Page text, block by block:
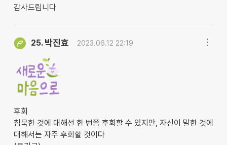
감사드립니다
25. 박진효 2023.06.12 22:19
후회
침묵한 것에 대해선 한 번쯤 후회할 수 있지만, 자신이 말한 것에
대해서는 자주 후회할 것이다